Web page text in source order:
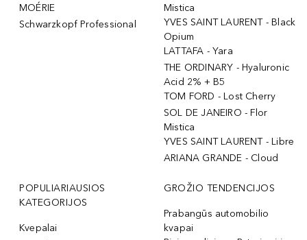
MOÉRIE
Schwarzkopf Professional
Mistica
YVES SAINT LAURENT - Black
Opium
LATTAFA - Yara
THE ORDINARY - Hyaluronic
Acid 2% + B5
TOM FORD - Lost Cherry
SOL DE JANEIRO - Flor
Mistica
YVES SAINT LAURENT - Libre
ARIANA GRANDE - Cloud
POPULIARIAUSIOS
KATEGORIJOS
Kvepalai
GROŽIO TENDENCIJOS
Prabangūs automobilio
kvapai